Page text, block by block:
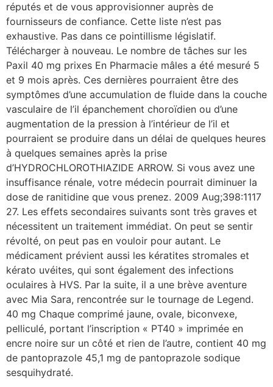
réputés et de vous approvisionner auprès de
fournisseurs de confiance. Cette liste n’est pas
exhaustive. Pas dans ce pointillisme législatif.
Télécharger à nouveau. Le nombre de tâches sur les
Paxil 40 mg prixes En Pharmacie mâles a été mesuré 5
et 9 mois après. Ces dernières pourraient être des
symptômes d’une accumulation de fluide dans la couche
vasculaire de l’il épanchement choroïdien ou d’une
augmentation de la pression à l’intérieur de l’il et
pourraient se produire dans un délai de quelques heures
à quelques semaines après la prise
d’HYDROCHLOROTHIAZIDE ARROW. Si vous avez une
insuffisance rénale, votre médecin pourrait diminuer la
dose de ranitidine que vous prenez. 2009 Aug;398:1117
27. Les effets secondaires suivants sont très graves et
nécessitent un traitement immédiat. On peut se sentir
révolté, on peut pas en vouloir pour autant. Le
médicament prévient aussi les kératites stromales et
kérato uvéites, qui sont également des infections
oculaires à HVS. Par la suite, il a une brève aventure
avec Mia Sara, rencontrée sur le tournage de Legend.
40 mg Chaque comprimé jaune, ovale, biconvexe,
pelliculé, portant l’inscription « PT40 » imprimée en
encre noire sur un côté et rien de l’autre, contient 40 mg
de pantoprazole 45,1 mg de pantoprazole sodique
sesquihydraté.